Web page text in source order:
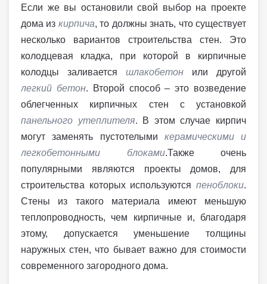
Если же вы остановили свой выбор на проекте
дома из кирпича, то должны знать, что существует
несколько вариантов строительства стен. Это
колодцевая кладка, при которой в кирпичные
колодцы заливается шлакобетон или другой
легкий бетон. Второй способ – это возведение
облегченных кирпичных стен с установкой
панельного утеплителя. В этом случае кирпич
могут заменять пустотелыми керамическими и
легкобетонными блоками.Также очень
популярными являются проекты домов, для
строительства которых используются пеноблоки.
Стены из такого материала имеют меньшую
теплопроводность, чем кирпичные и, благодаря
этому, допускается уменьшение толщины
наружных стен, что бывает важно для стоимости
современного загородного дома.